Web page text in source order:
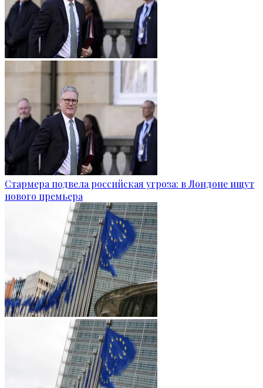
Стармера подвела российская угроза: в Лондоне ищут
нового премьера